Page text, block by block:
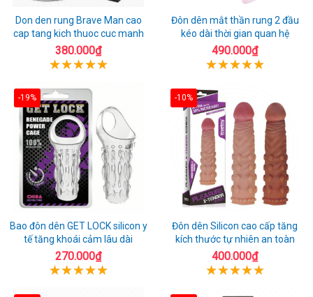
Don den rung Brave Man cao
cap tang kich thuoc cuc manh
380.000₫
Đôn dên mắt thần rung 2 đầu
kéo dài thời gian quan hệ
490.000₫
-19%
Bao đôn dên GET LOCK silicon y
tế tăng khoái cảm lâu dài
270.000₫
-10%
Đôn dên Silicon cao cấp tăng
kích thước tự nhiên an toàn
400.000₫